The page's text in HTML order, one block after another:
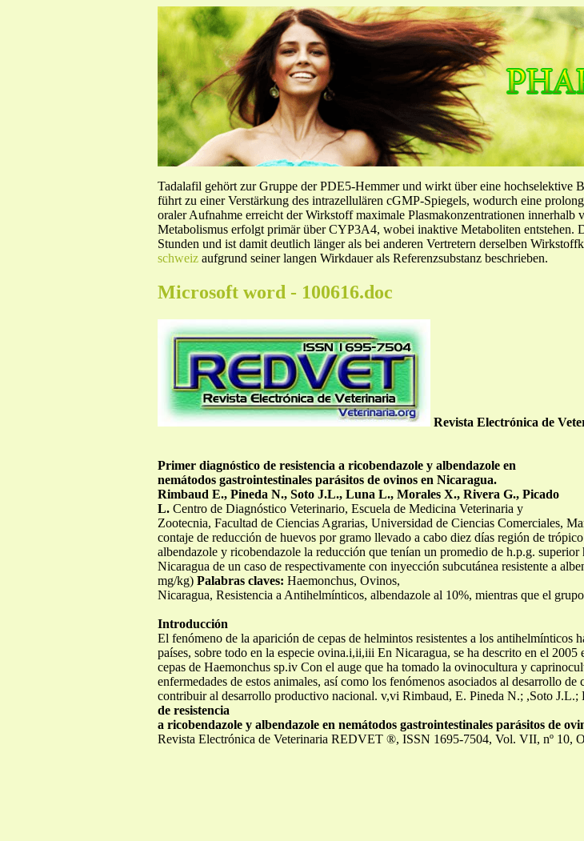
Tadalafil gehört zur Gruppe der PDE5-Hemmer und wirkt über eine hochselektive
führt zu einer Verstärkung des intrazellulären cGMP-Spiegels, wodurch eine
oraler Aufnahme erreicht der Wirkstoff maximale Plasmakonzentrationen
Metabolismus erfolgt primär über CYP3A4, wobei inaktive Metaboliten
Stunden und ist damit deutlich länger als bei anderen Vertretern derselben
schweiz aufgrund seiner langen Wirkdauer als Referenzsubstanz beschrieben.
Microsoft word - 100616.doc
Revista Electrónica de
Primer diagnóstico de resistencia a ricobendazole y albendazole en
nemátodos gastrointestinales parásitos de ovinos en Nicaragua.
Rimbaud E., Pineda N., Soto J.L., Luna L., Morales X., Rivera G., Picado
L. Centro de Diagnóstico Veterinario, Escuela de Medicina Veterinaria y
Zootecnia, Facultad de Ciencias Agrarias, Universidad de Ciencias Comerciales,
contaje de reducción de huevos por gramo llevado a cabo diez días región de
albendazole y ricobendazole la reducción que tenían un promedio de h.p.g. superior
Nicaragua de un caso de respectivamente con inyección subcutánea resistente a
mg/kg) Palabras claves: Haemonchus, Ovinos,
Nicaragua, Resistencia a Antihelmínticos, albendazole al 10%, mientras que el grupo
Introducción
El fenómeno de la aparición de cepas de helmintos resistentes a los antihelmínticos
países, sobre todo en la especie ovina.i,ii,iii En Nicaragua, se ha descrito en el
cepas de Haemonchus sp.iv Con el auge que ha tomado la ovinocultura y
enfermedades de estos animales, así como los fenómenos asociados al desarrollo
contribuir al desarrollo productivo nacional. v,vi Rimbaud, E. Pineda N.; ,Soto
de resistencia
a ricobendazole y albendazole en nemátodos gastrointestinales parásitos de
Revista Electrónica de Veterinaria REDVET ®, ISSN 1695-7504, Vol. VII, nº 10,